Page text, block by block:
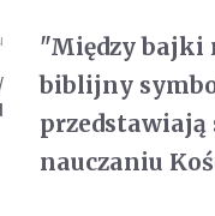
"Między bajki
biblijny
przedstawiają
nauczaniu